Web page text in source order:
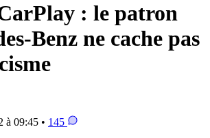
: le patron
Benz ne cache pas
à 09:45 • 145